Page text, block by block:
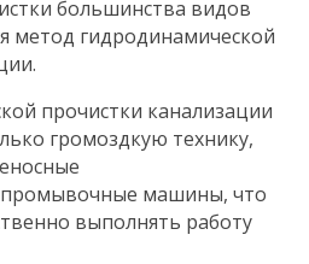
большинства видов
метод гидродинамической
прочистки канализации
громоздкую технику,
промывочные машины, что
выполнять работу